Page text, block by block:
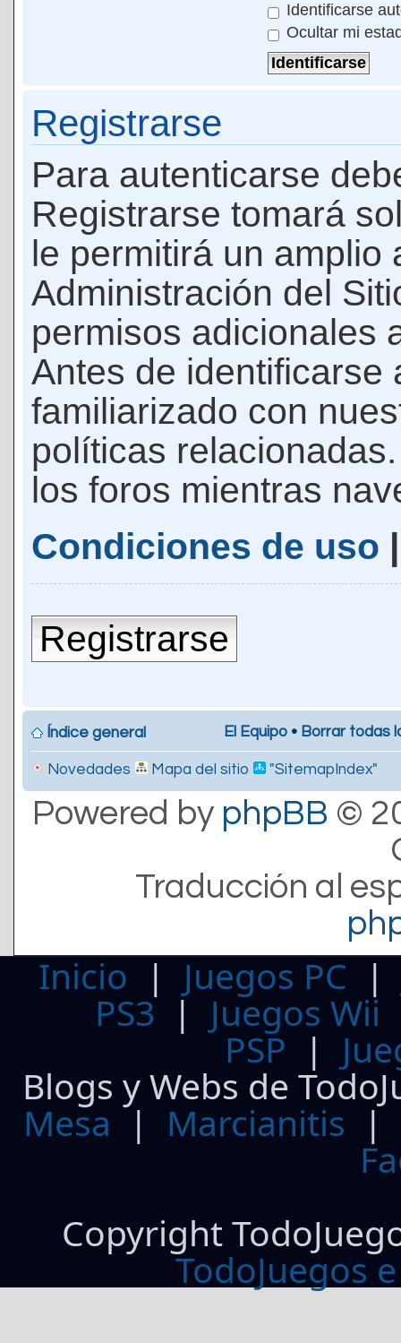
Identificarse
Ocultar mi
Registrarse
Para autenticarse
Registrarse tomará
le permitirá un amplio
Administración del
permisos adicionales
Antes de identificarse
familiarizado con
políticas
los foros mientras
Condiciones de uso
Registrarse
Índice general El Equipo • Borrar todas
Novedades Mapa del sitio "SitemapIndex"
Powered by phpBB ©
Traducción al
Inicio | Juegos PC
PS3| Juegos Wii
PSP |
Blogs y Webs de
Mesa | Marcianitis |
Copyright
TodoJuegos